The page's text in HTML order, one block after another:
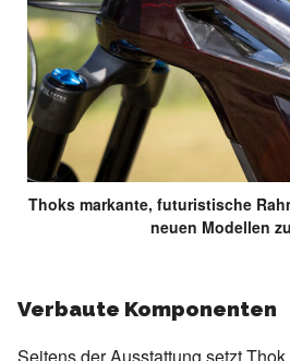
Thoks markante, futuristische
neuen Modellen
Verbaute Komponenten
Seitens der Ausstattung setzt